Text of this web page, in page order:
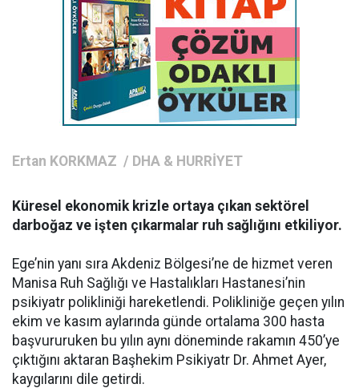
Ertan KORKMAZ / DHA & HURRİYET
Küresel ekonomik krizle ortaya çıkan sektörel
darboğaz ve işten çıkarmalar ruh sağlığını etkiliyor.
Ege’nin yanı sıra Akdeniz Bölgesi’ne de hizmet veren
Manisa Ruh Sağlığı ve Hastalıkları Hastanesi’nin
psikiyatr polikliniği hareketlendi. Polikliniğe geçen yılın
ekim ve kasım aylarında günde ortalama 300 hasta
başvururuken bu yılın aynı döneminde rakamın 450’ye
çıktığını aktaran Başhekim Psikiyatr Dr. Ahmet Ayer,
kaygılarını dile getirdi.